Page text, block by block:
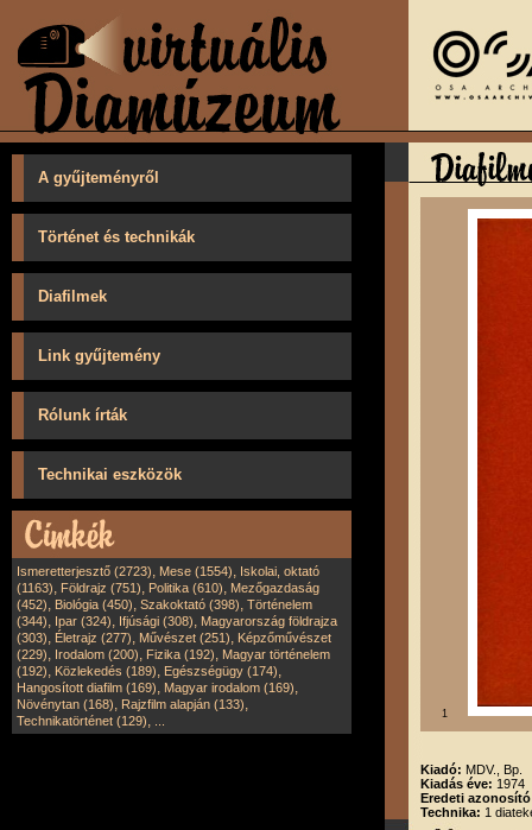
A gyűjteményről
Történet és technikák
Diafilmek
Link gyűjtemény
Rólunk írták
Technikai eszközök
Ismeretterjesztő (2723), Mese (1554), Iskolai, oktató
(1163), Földrajz (751), Politika (610), Mezőgazdaság
(452), Biológia (450), Szakoktató (398), Történelem
(344), Ipar (324), Ifjúsági (308), Magyarország földrajza
(303), Életrajz (277), Művészet (251), Képzőművészet
(229), Irodalom (200), Fizika (192), Magyar történelem
(192), Közlekedés (189), Egészségügy (174),
Hangosított diafilm (169), Magyar irodalom (169),
Növénytan (168), Rajzfilm alapján (133),
Technikatörténet (129), 1
Kiadó: MDV., Bp.
Kiadás éve: 1974
Eredeti
Technika: 1